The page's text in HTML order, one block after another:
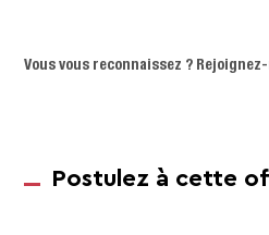
Vous vous reconnaissez ?
Postulez à cette